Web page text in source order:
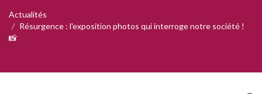
Actualités
Résurgence : l'exposition photos qui interroge notre société !
📸